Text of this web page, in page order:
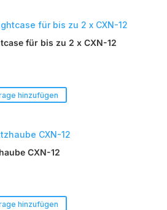
für bis zu 2 x CXN-12
hinzufügen
CXN-12
hinzufügen